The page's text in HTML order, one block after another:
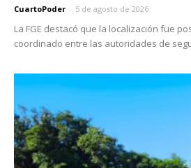
CuartoPoder - 5 de agosto de 2026
La FGE destacó que la localización fue
coordinado entre las autoridades de